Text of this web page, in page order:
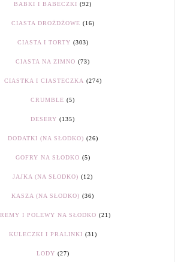
BABKI I BABECZKI (92)
CIASTA DROŻDŻOWE (16)
CIASTA I TORTY (303)
CIASTA NA ZIMNO (73)
CIASTKA I CIASTECZKA (274)
CRUMBLE (5)
DESERY (135)
DODATKI (NA SŁODKO) (26)
GOFRY NA SŁODKO (5)
JAJKA (NA SŁODKO) (12)
KASZA (NA SŁODKO) (36)
I POLEWY NA SŁODKO (21)
KULECZKI I PRALINKI (31)
LODY (27)